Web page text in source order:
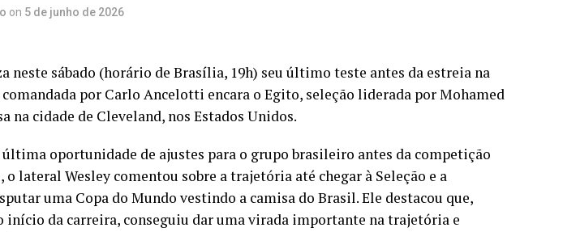
on 5 de junho de 2026
neste sábado (horário de Brasília, 19h) seu último teste antes da estreia na
por Carlo Ancelotti encara o Egito, seleção liderada por Mohamed
na cidade de Cleveland, nos Estados Unidos.
oportunidade de ajustes para o grupo brasileiro antes da competição
o lateral Wesley comentou sobre a trajetória até chegar à Seleção e a
uma Copa do Mundo vestindo a camisa do Brasil. Ele destacou que,
início da carreira, conseguiu dar uma virada importante na trajetória e